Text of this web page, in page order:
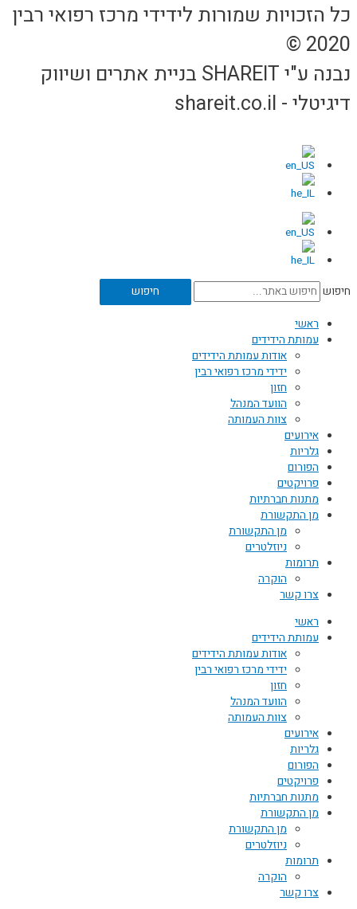
כל הזכויות שמורות לידידי מרכז רפואי רבין
2020 ©
נבנה ע"י SHAREIT בניית אתרים ושיווק
דיגיטלי - shareit.co.il
חיפוש חיפוש
ראשי
עמותת הידידים
אודות עמותת הידידים
ידידי מרכז רפואי רבין
חזון
הוועד המנהל
צוות העמותה
אירועים
גלריות
הפורום
פרויקטים
מתנות חברתיות
מן התקשורת
מן התקשורת
ניוזלטרים
תרומות
הוקרה
צרו קשר
ראשי
עמותת הידידים
אודות עמותת הידידים
ידידי מרכז רפואי רבין
חזון
הוועד המנהל
צוות העמותה
אירועים
גלריות
הפורום
פרויקטים
מתנות חברתיות
מן התקשורת
מן התקשורת
ניוזלטרים
תרומות
הוקרה
צרו קשר